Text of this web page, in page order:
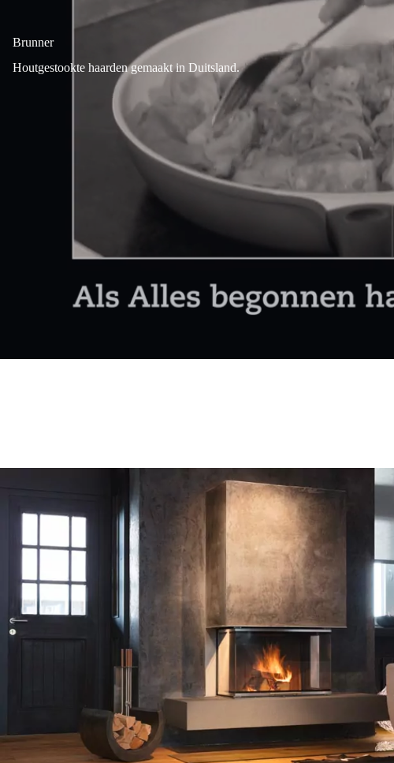
Brunner
Houtgestookte haarden gemaakt in Duitsland.